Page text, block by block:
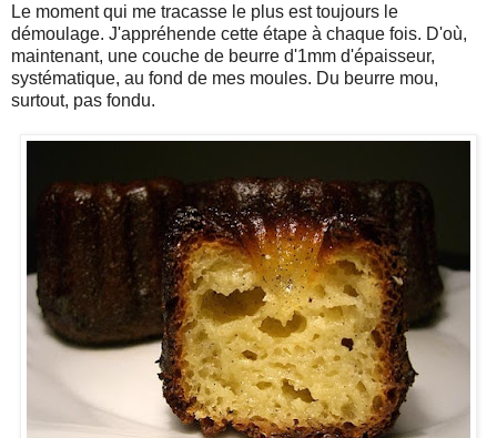
Le moment qui me tracasse le plus est toujours le
démoulage. J'appréhende cette étape à chaque fois. D'où,
maintenant, une couche de beurre d'1mm d'épaisseur,
systématique, au fond de mes moules. Du beurre mou,
surtout, pas fondu.